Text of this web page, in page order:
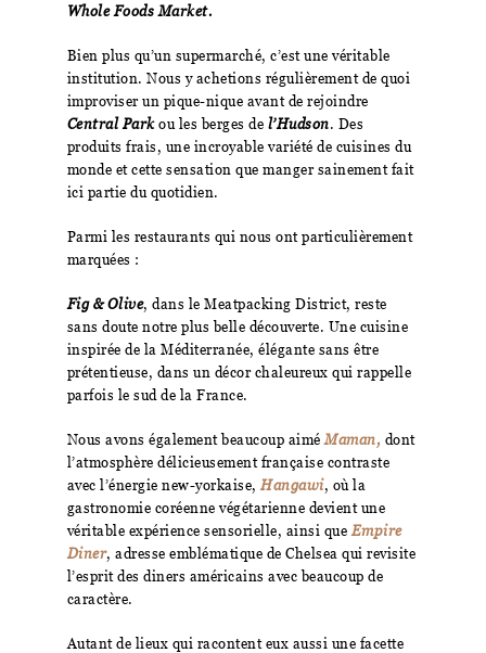
Whole Foods Market.
Bien plus qu’un supermarché, c’est une véritable
institution. Nous y achetions régulièrement de quoi
improviser un pique-nique avant de rejoindre
Central Parkou les berges de l’Hudson. Des
produits frais, une incroyable variété de cuisines du
monde et cette sensation que manger sainement fait
ici partie du quotidien.
Parmi les restaurants qui nous ont particulièrement
marquées :
Fig & Olive, dans le Meatpacking District, reste
sans doute notre plus belle découverte. Une cuisine
inspirée de la Méditerranée, élégante sans être
prétentieuse, dans un décor chaleureux qui rappelle
parfois le sud de la France.
Nous avons également beaucoup aiméMaman, dont
l’atmosphère délicieusement française contraste
avec l’énergie new-yorkaise, Hangawi, où la
gastronomie coréenne végétarienne devient une
véritable expérience sensorielle, ainsi que Empire
Diner, adresse emblématique de Chelsea qui revisite
l’esprit des diners américains avec beaucoup de
caractère.
Autant de lieux qui racontent eux aussi une facette